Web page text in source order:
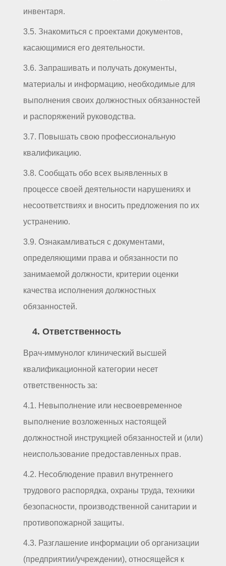
инвентаря.
3.5. Знакомиться с проектами документов,
касающимися его деятельности.
3.6. Запрашивать и получать документы,
материалы и информацию, необходимые для
выполнения своих должностных обязанностей
и распоряжений руководства.
3.7. Повышать свою профессиональную
квалификацию.
3.8. Сообщать обо всех выявленных в
процессе своей деятельности нарушениях и
несоответствиях и вносить предложения по их
устранению.
3.9. Ознакамливаться с документами,
определяющими права и обязанности по
занимаемой должности, критерии оценки
качества исполнения должностных
обязанностей.
4. Ответственность
Врач-иммунолог клинический высшей
квалификационной категории несет
ответственность за:
4.1. Невыполнение или несвоевременное
выполнение возложенных настоящей
должностной инструкцией обязанностей и (или)
неиспользование предоставленных прав.
4.2. Несоблюдение правил внутреннего
трудового распорядка, охраны труда, техники
безопасности, производственной санитарии и
противопожарной защиты.
4.3. Разглашение информации об организации
(предприятии/учреждении), относящейся к